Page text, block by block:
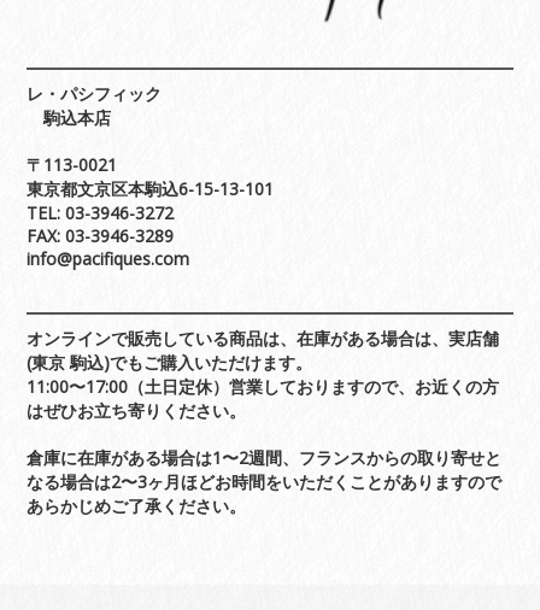
レ・パシフィック
駒込本店
〒113-0021
東京都文京区本駒込6-15-13-101
TEL: 03-3946-3272
FAX: 03-3946-3289
info@pacifiques.com
オンラインで販売している商品は、在庫がある場合は、実店舗
(東京 駒込)でもご購入いただけます。
11:00〜17:00（土日定休）営業しておりますので、お近くの方
はぜひお立ち寄りください。
倉庫に在庫がある場合は1〜2週間、フランスからの取り寄せと
なる場合は2〜3ヶ月ほどお時間をいただくことがありますので
あらかじめご了承ください。